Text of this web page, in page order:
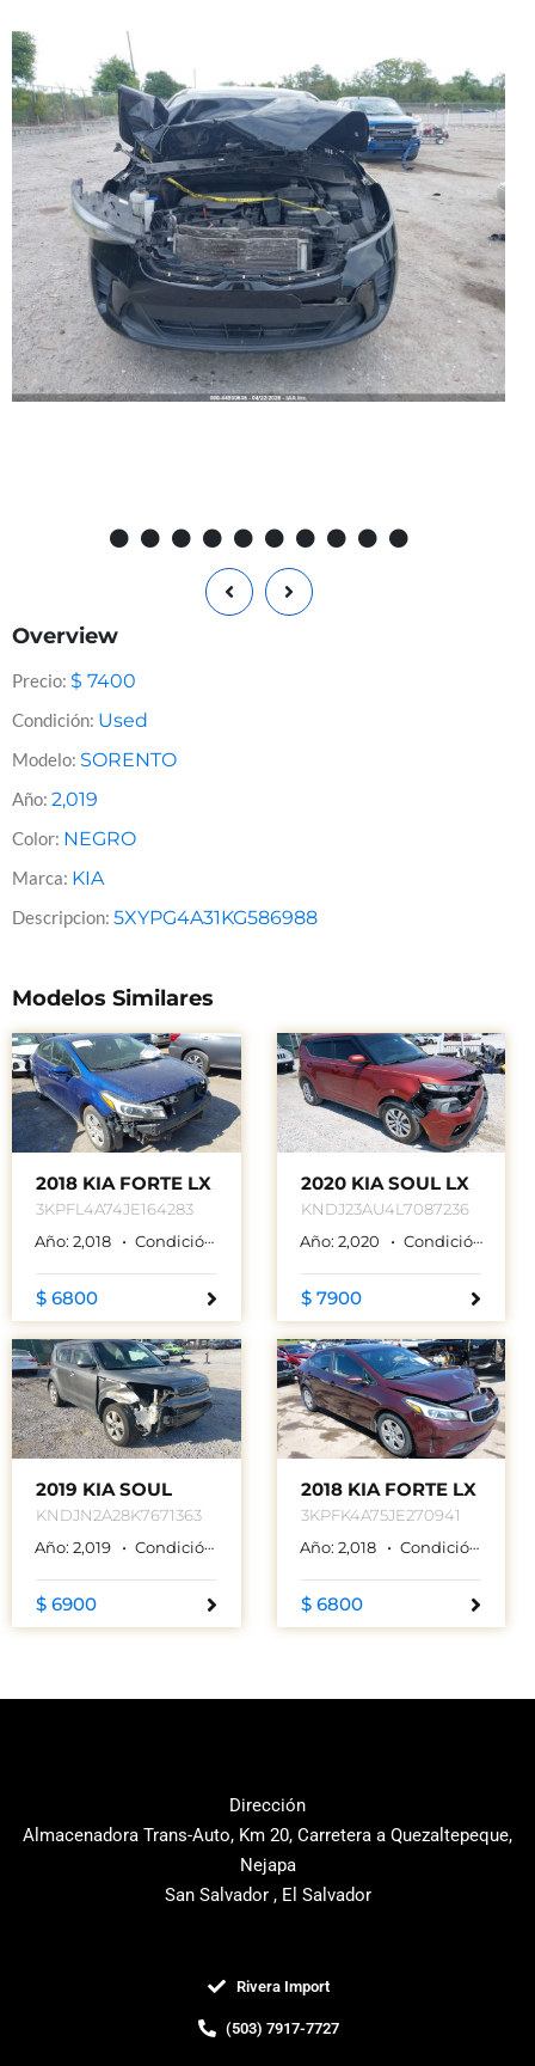
Overview
Precio: $ 7400
Condición: Used
Modelo: SORENTO
Año: 2,019
Color: NEGRO
Marca: KIA
Descripcion: 5XYPG4A31KG586988
Modelos Similares
2018 KIA FORTE LX
3KPFL4A74JE164283
Año: 2,018 Condición: Color: AZUL
$ 6800
2020 KIA SOUL LX
KNDJ23AU4L7087236
Año: 2,020 Condición:
$ 7900
2019 KIA SOUL
KNDJN2A28K7671363
Año: 2,019 Condición: Color: GRIS
$ 6900
2018 KIA FORTE LX
3KPFK4A75JE270941
Año: 2,018 Condición:
$ 6800
Dirección
Almacenadora Trans-Auto, Km 20, Carretera a Quezaltepeque,
Nejapa
San Salvador , El Salvador
Rivera Import
(503) 7917-7727